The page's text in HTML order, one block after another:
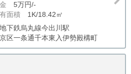
5万円/-
面積 1K/18.42㎡
下鉄烏丸線今出川駅
区一条通千本東入伊勢殿構町